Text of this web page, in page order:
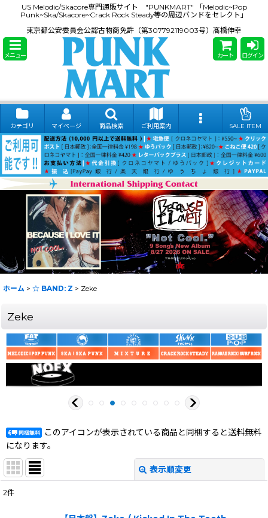
US Melodic/Skacore専門通販サイト "PUNKMART" 「Melodic~Pop
Punk~Ska/Skacore~Crack Rock Steady等の周辺バンドをセレクト」
東京都公安委員会公認古物商免許（第307792119003号）髙橋伸幸
メニュー カート ログイン
カテゴリ マイページ 商品検索 ご利用案内 SALE ITEM
ホーム > ☆ BAND: Z > Zeke
Zeke
このアイコンが表示されている商品と同梱すると送料無料
になります。
表示順変更
2件